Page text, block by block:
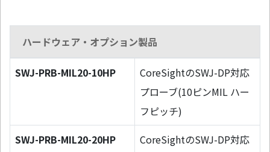
ハードウェア・オプション製品
SWJ-PRB-MIL20-10HP
CoreSightのSWJ-DP対応
プローブ(10ピンMIL ハー
フピッチ)
SWJ-PRB-MIL20-20HP
CoreSightのSWJ-DP対応